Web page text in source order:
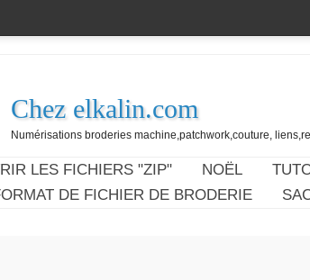
Chez elkalin.com
Numérisations broderies machine,patchwork,couture,
LES FICHIERS "ZIP" NOËL
DE FICHIER DE BRODERIE